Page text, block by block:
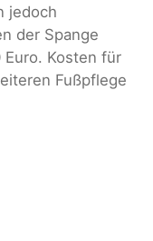
jedoch
der Spange
Kosten für
Fußpflege